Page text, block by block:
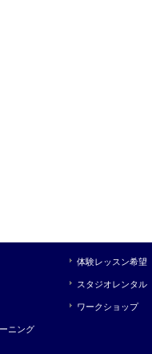
ニング
体験レッスン希望
スタジオレンタル
ワークショップ